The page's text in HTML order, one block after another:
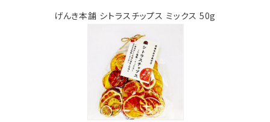
げんき本舗 シトラスチップス ミックス 50g